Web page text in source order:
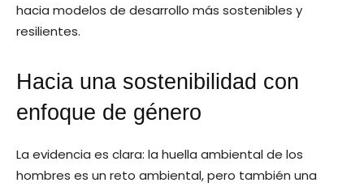
hacia modelos de desarrollo más sostenibles y
resilientes.
Hacia una sostenibilidad con
enfoque de género
La evidencia es clara: la huella ambiental de los
hombres es un reto ambiental, pero también una